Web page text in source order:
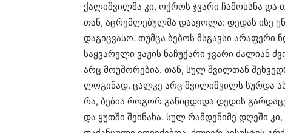
ქალიშვილმა კი, ოქროს ჯვარი ჩამოხსნა და
თან, აცრემლებულმა დააყოლა: დედას ისე
დაგიცვასო. თუმცა ბებოს მსგავსი
საყვარელი ვაჟის ნაჩუქარი ჯვარი ძალიან
არც მოუშორებია. თან, სულ შვილთან
ლოგინად. ცალკე არც შვილიშვილს სურდა
რა, ბებია როგორ განიცდიდა დედის
და ყუთში შეინახა. სულ რამდენიმე დღეში